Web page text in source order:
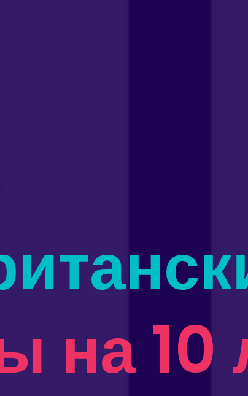
на 10